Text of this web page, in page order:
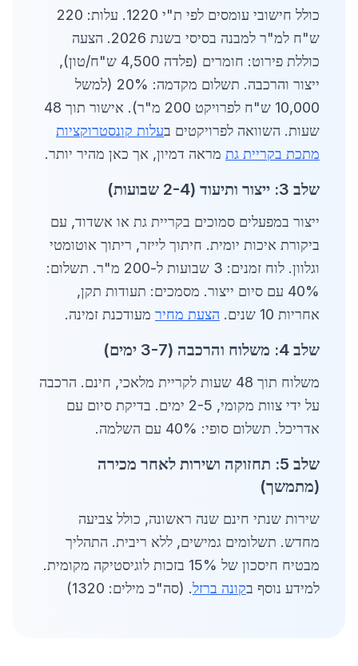
כולל חישובי עומסים לפי ת"י 1220. עלות: 220
ש"ח למ"ר למבנה בסיסי בשנת 2026. הצעה
כוללת פירוט: חומרים (פלדה 4,500 ש"ח/טון),
ייצור והרכבה. תשלום מקדמה: 20% (למשל
10,000 ש"ח לפרויקט 200 מ"ר). אישור תוך 48
שעות. השוואה לפרויקטים בעלות קונסטרוקציות
מתכת בקריית גת מראה דמיון, אך כאן מהיר יותר.
שלב 3: ייצור ותיעוד (2-4 שבועות)
ייצור במפעלים סמוכים בקריית גת או אשדוד, עם
ביקורת איכות יומית. חיתוך לייזר, ריתוך אוטומטי
וגלוון. לוח זמנים: 3 שבועות ל-200 מ"ר. תשלום:
40% עם סיום ייצור. מסמכים: תעודות תקן,
אחריות 10 שנים.
הצעת מחיר מעודכנת זמינה.
שלב 4: משלוח והרכבה (3-7 ימים)
משלוח תוך 48 שעות לקריית מלאכי, חינם. הרכבה
על ידי צוות מקומי, 2-5 ימים. בדיקת סיום עם
אדריכל. תשלום סופי: 40% עם השלמה.
שלב 5: תחזוקה ושירות לאחר מכירה
(מתמשך)
שירות שנתי חינם שנה ראשונה, כולל צביעה
מחדש. תשלומים גמישים, ללא ריבית. התהליך
מבטיח חיסכון של 15% בזכות לוגיסטיקה מקומית.
למידע נוסף בקונה ברזל. (סה"כ מילים: 1320)